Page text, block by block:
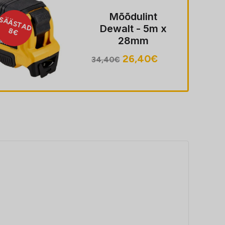
Dewalt - 5m x
34,40
Algne
34,40€.
26,40€Praegune
26,40€.